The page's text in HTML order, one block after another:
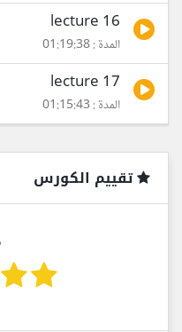
lecture 16
المدة : 01:19:38
lecture 17
المدة : 01:15:43
تقييم الكورس